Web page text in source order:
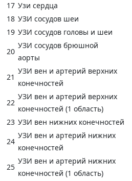
17 Узи сердца
18 УЗИ сосудов шеи
19 УЗИ сосудов головы и шеи
20
УЗИ сосудов брюшной
аорты
21
УЗИ вен и артерий верхних
конечностей
22
УЗИ вен и артерий верхних
конечностей (1 область)
23 УЗИ вен нижних конечностей
24
УЗИ вен и артерий нижних
конечностей
25
УЗИ вен и артерий нижних
конечностей (1 область)